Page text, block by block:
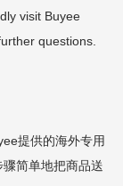
visit Buyee
questions.
提供的海外专用
简单地把商品送